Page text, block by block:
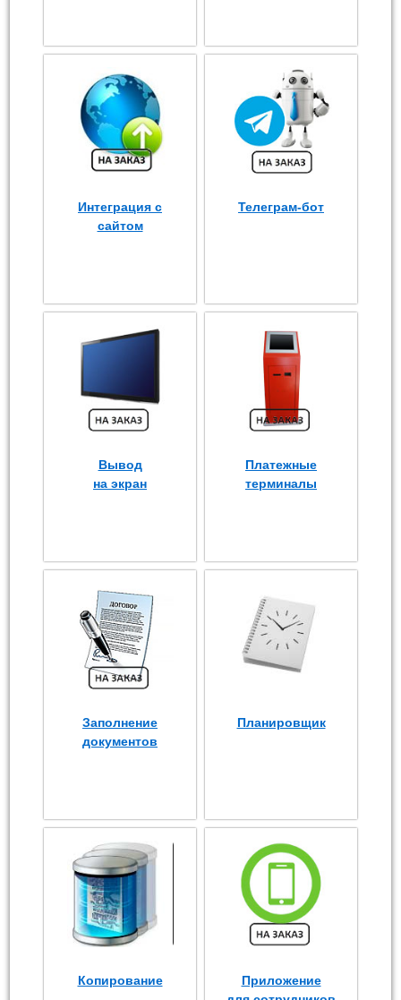
Интеграция с
сайтом
Телеграм-бот
Вывод
на экран
Платежные
терминалы
Заполнение
документов
Планировщик
Копирование
Приложение